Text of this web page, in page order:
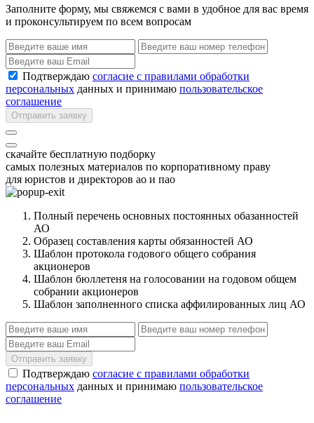
Заполните форму, мы свяжемся с вами в удобное для вас время
и проконсультируем по всем вопросам
Подтверждаю согласие с правилами обработки
персональных данных и принимаю пользовательское
соглашение
Отправить заявку
скачайте бесплатную подборку
самых полезных материалов по корпоративному праву
для юристов и директоров ао и пао
Полный перечень основных постоянных обазанностей
АО
Образец составления карты обязанностей АО
Шаблон протокола годового общего собрания
акционеров
Шаблон бюллетеня на голосовании на годовом общем
собрании акционеров
Шаблон заполненного списка аффилированных лиц АО
Отправить заявку
Подтверждаю согласие с правилами обработки
персональных данных и принимаю пользовательское
соглашение